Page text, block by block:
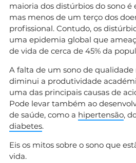
maioria dos distúrbios do sono é
mas menos de um terço dos
profissional. Contudo, os
uma epidemia global que
de vida de cerca de 45% da
A falta de um sono de qualidade
diminui a produtividade
uma das principais causas de
Pode levar também ao
de saúde, como a hipertensão,
diabetes.
Eis os mitos sobre o sono que
vida.